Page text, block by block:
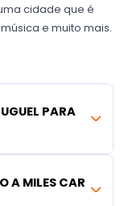
cidade que é
e muito mais.
PARA
A MILES CAR